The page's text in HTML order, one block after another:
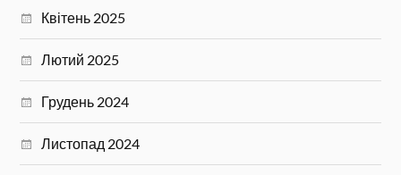
Квітень 2025
Лютий 2025
Грудень 2024
Листопад 2024